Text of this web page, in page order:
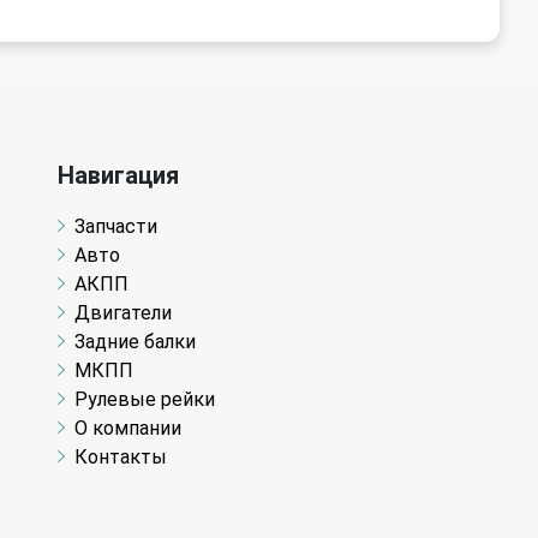
Навигация
Запчасти
Авто
АКПП
Двигатели
Задние балки
МКПП
Рулевые рейки
О компании
Контакты